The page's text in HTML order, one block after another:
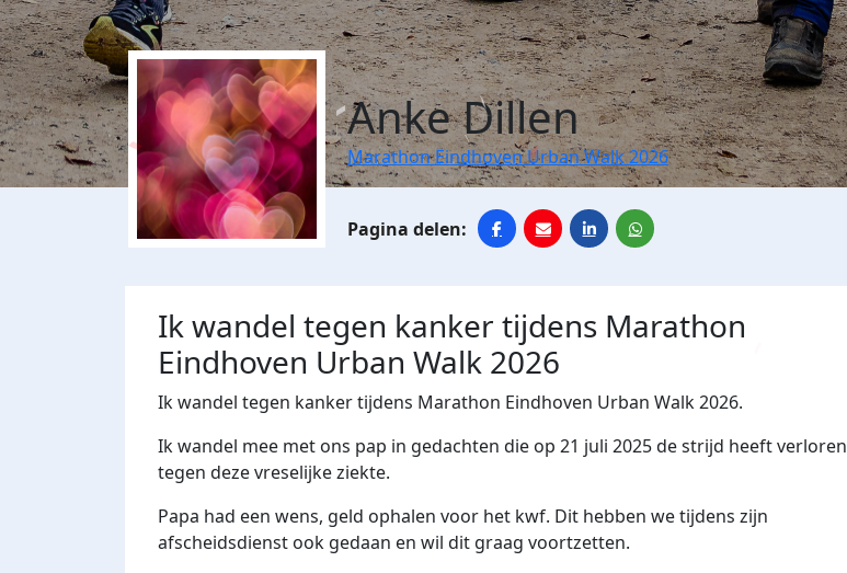
Anke Dillen
Marathon Eindhoven Urban Walk 2026
Ik wandel tegen kanker tijdens Marathon
Eindhoven Urban Walk 2026
Ik wandel tegen kanker tijdens Marathon Eindhoven Urban Walk 2026.
Ik wandel mee met ons pap in gedachten die op 21 juli 2025 de strijd heeft verloren
tegen deze vreselijke ziekte.
Papa had een wens, geld ophalen voor het kwf. Dit hebben we tijdens zijn
afscheidsdienst ook gedaan en wil dit graag voortzetten.